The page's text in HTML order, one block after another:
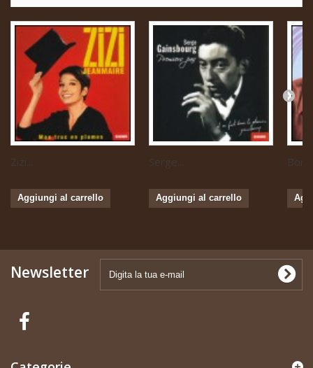
Zizi...
Aggiungi al carrello
Serge...
Aggiungi al carrello
Newsletter